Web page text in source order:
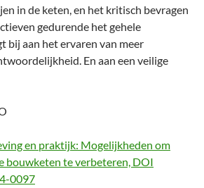
in de keten, en het kritisch bevragen
gedurende het gehele
bij aan het ervaren van meer
En aan een veilige
en praktijk: Mogelijkheden om
bouwketen te verbeteren, DOI
0097